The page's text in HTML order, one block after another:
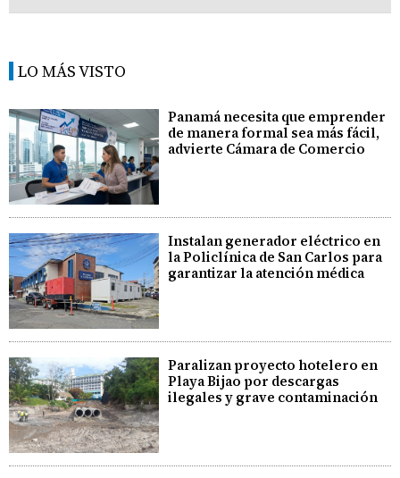
LO MÁS VISTO
Panamá necesita que emprender
de manera formal sea más fácil,
advierte Cámara de Comercio
Instalan generador eléctrico en
la Policlínica de San Carlos para
garantizar la atención médica
Paralizan proyecto hotelero en
Playa Bijao por descargas
ilegales y grave contaminación